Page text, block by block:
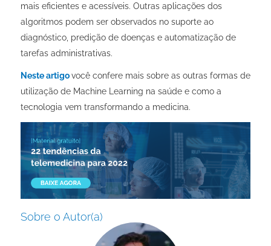
mais eficientes e acessíveis. Outras aplicações dos
algoritmos podem ser observados no suporte ao
diagnóstico, predição de doenças e automatização de
tarefas administrativas.
Neste artigo você confere mais sobre as outras formas de
utilização de Machine Learning na saúde e como a
tecnologia vem transformando a medicina.
Sobre o Autor(a)